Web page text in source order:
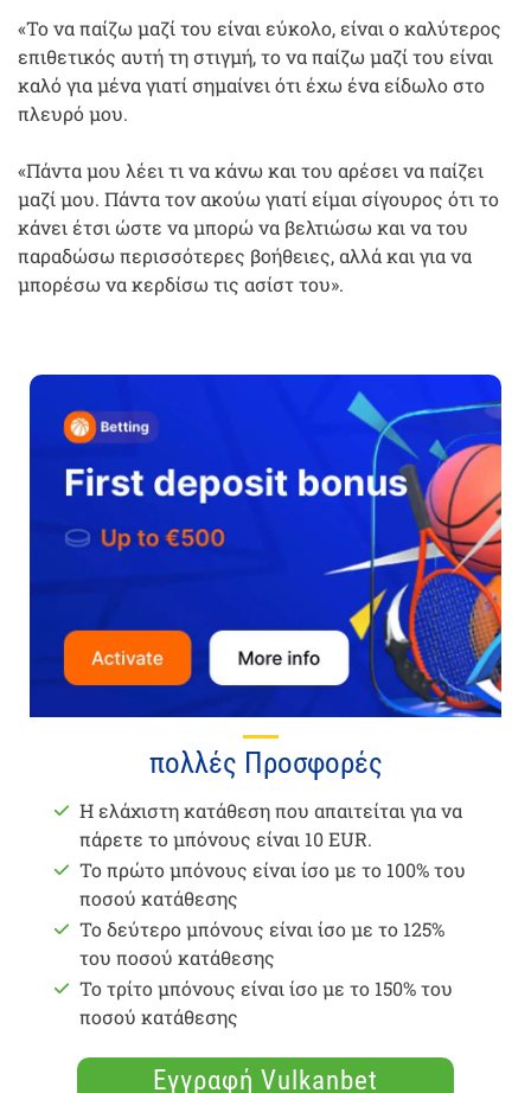
«Το να παίζω μαζί του είναι εύκολο, είναι ο καλύτερος
επιθετικός αυτή τη στιγμή, το να παίζω μαζί του είναι
καλό για μένα γιατί σημαίνει ότι έχω ένα είδωλο στο
πλευρό μου.
«Πάντα μου λέει τι να κάνω και του αρέσει να παίζει
μαζί μου. Πάντα τον ακούω γιατί είμαι σίγουρος ότι το
κάνει έτσι ώστε να μπορώ να βελτιώσω και να του
παραδώσω περισσότερες βοήθειες, αλλά και για να
μπορέσω να κερδίσω τις ασίστ του».
πολλές Προσφορές
Η ελάχιστη κατάθεση που απαιτείται για να
πάρετε το μπόνους είναι 10 EUR.
Το πρώτο μπόνους είναι ίσο με το 100% του
ποσού κατάθεσης
Το δεύτερο μπόνους είναι ίσο με το 125%
του ποσού κατάθεσης
Το τρίτο μπόνους είναι ίσο με το 150% του
ποσού κατάθεσης
Εγγραφή Vulkanbet